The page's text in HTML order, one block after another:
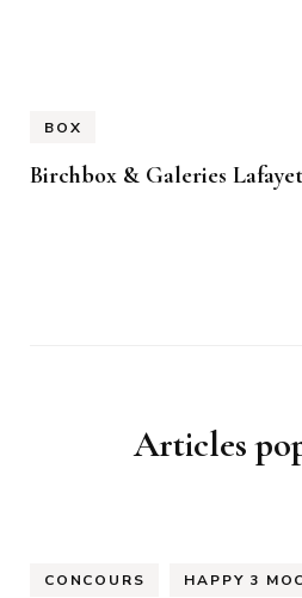
BOX
Birchbox & Galeries
Articles
CONCOURS HAPPY 3